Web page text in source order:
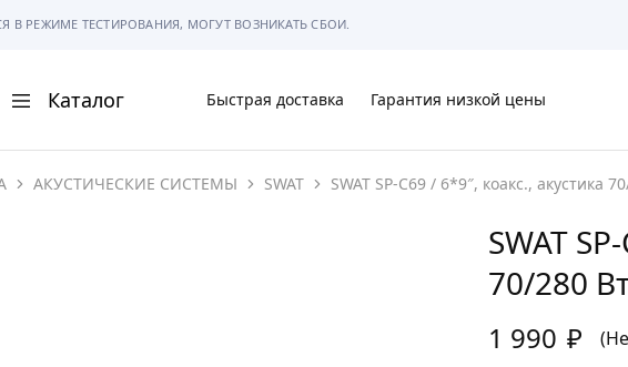
В РЕЖИМЕ ТЕСТИРОВАНИЯ, МОГУТ ВОЗНИКАТЬ СБОИ.
Каталог
АВТОМАГНИТОЛЫ
Быстрая доставка Гарантия низкой цены
АКУСТИЧЕСКИЕ СИСТЕМЫ SWAT SWAT SP-C69 / 6*9″, коакс., акустика
SWAT
70/280
1 990 ₽